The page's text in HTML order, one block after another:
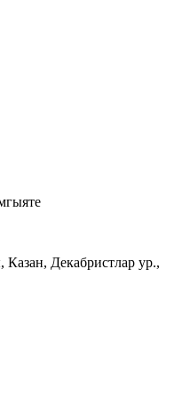
Казан, Декабристлар ур.,